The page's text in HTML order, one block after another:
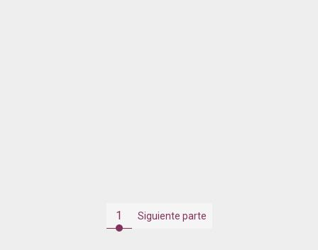
1 Siguiente parte